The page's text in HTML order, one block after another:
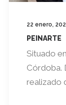
22 enero,
PEINARTE
Situado
Córdoba.
realizado